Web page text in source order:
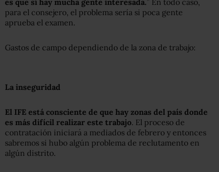
para el consejero, el problema sería si poca gente
aprueba el examen.
Gastos de campo dependiendo de la zona de trabajo:
La inseguridad
El IFE está consciente de que hay zonas del país donde
es más difícil realizar este trabajo. El proceso de
contratación iniciará a mediados de febrero y entonces
sabremos si hubo algún problema de reclutamento en
algún distrito.